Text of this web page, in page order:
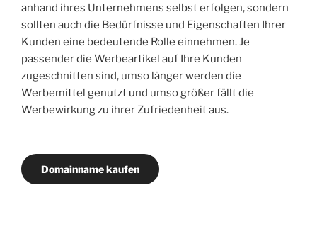
anhand ihres Unternehmens selbst erfolgen, sondern
sollten auch die Bedürfnisse und Eigenschaften Ihrer
Kunden eine bedeutende Rolle einnehmen. Je
passender die Werbeartikel auf Ihre Kunden
zugeschnitten sind, umso länger werden die
Werbemittel genutzt und umso größer fällt die
Werbewirkung zu ihrer Zufriedenheit aus.
Domainname kaufen